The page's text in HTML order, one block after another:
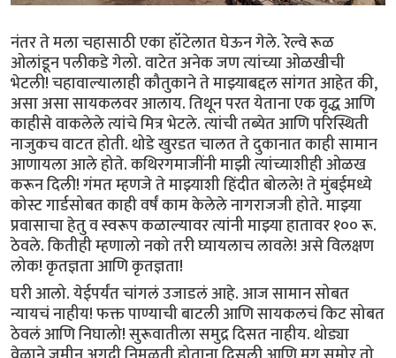
नंतर ते मला चहासाठी एका हॉटेलात घेऊन गेले. रेल्वे रूळ
ओलांडून पलीकडे गेलो. वाटेत अनेक जण त्यांच्या ओळखीची
भेटली! चहावाल्यालाही कौतुकाने ते माझ्याबद्दल सांगत आहेत की,
असा असा सायकलवर आलाय. तिथून परत येताना एक वृद्ध आणि
काहीसे वाकलेले त्यांचे मित्र भेटले. त्यांची तब्येत आणि परिस्थिती
नाजुकच वाटत होती. थोडे खुरडत चालत ते दुकानात काही सामान
आणायला आले होते. कथिरगमाजींनी माझी त्यांच्याशीही ओळख
करून दिली! गंमत म्हणजे ते माझ्याशी हिंदीत बोलले! ते मुंबईमध्ये
कोस्ट गार्डसोबत काही वर्षं काम केलेले नागराजजी होते. माझ्या
प्रवासाचा हेतु व स्वरूप कळाल्यावर त्यांनी माझ्या हातावर १०० रू.
ठेवले. कितीही म्हणालो नको तरी घ्यायलाच लावले! असे विलक्षण
लोक! कृतज्ञता आणि कृतज्ञता!
घरी‌ आलो. येईपर्यंत चांगलं उजाडलं आहे. आज सामान सोबत
न्यायचं नाहीय! फक्त पाण्याची बाटली आणि सायकलचं किट सोबत
ठेवलं आणि निघालो! सुरूवातीला समुद्र दिसत नाहीय. थोड्या